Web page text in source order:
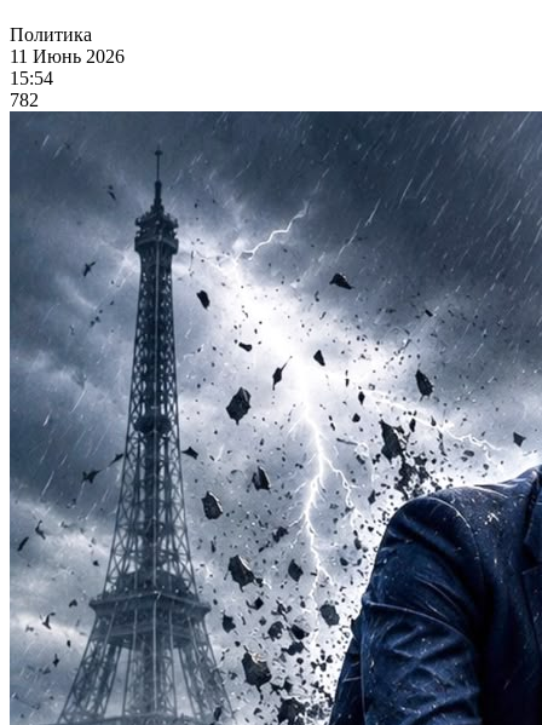
Политика
11 Июнь 2026
15:54
782